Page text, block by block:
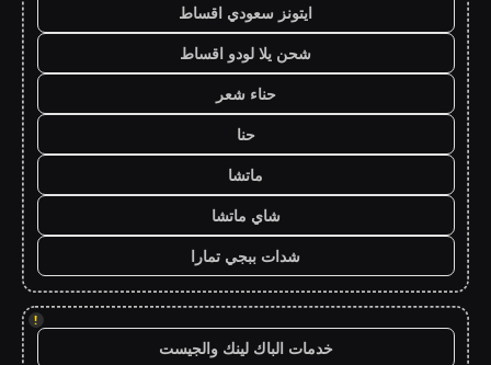
ايتونز سعودي اقساط
شحن يلا لودو اقساط
حناء شعر
حنا
ماتشا
شاي ماتشا
شدات ببجي تمارا
!
خدمات الباك لينك والجيست